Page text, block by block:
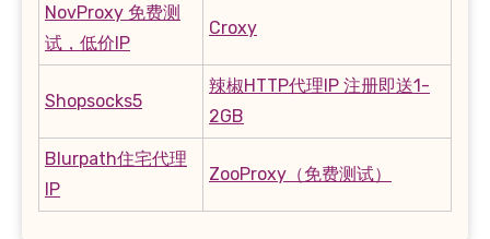
NovProxy 免费测
试，低价IP
Croxy
Shopsocks5
辣椒HTTP代理IP 注册即送1-
2GB
Blurpath住宅代理
IP
ZooProxy（免费测试）